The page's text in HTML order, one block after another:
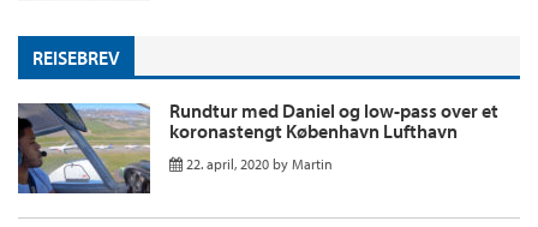
REISEBREV
Rundtur med Daniel og low-pass over et
koronastengt København Lufthavn
22. april, 2020 by Martin